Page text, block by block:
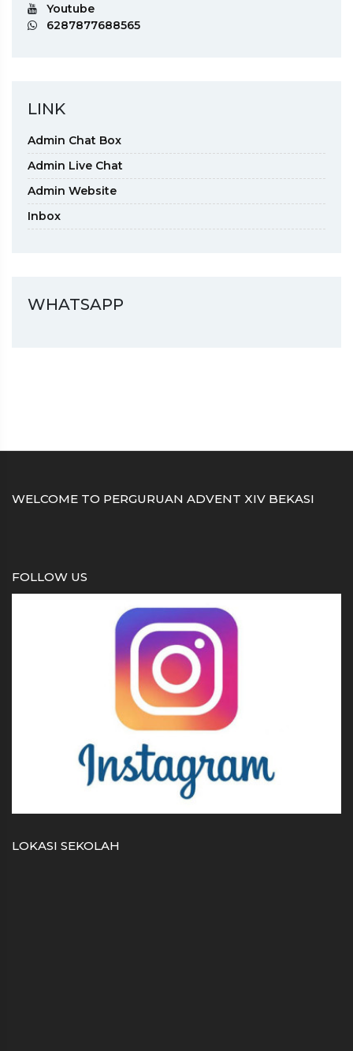
Youtube
6287877688565
LINK
Admin Chat Box
Admin Live Chat
Admin Website
Inbox
WHATSAPP
WELCOME TO PERGURUAN ADVENT XIV BEKASI
FOLLOW US
LOKASI SEKOLAH